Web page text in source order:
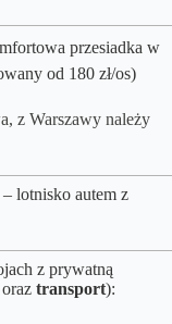
przesiadka w
od 180 zł/os)
z Warszawy należy
lotnisko autem z
z prywatną
oraz transport):